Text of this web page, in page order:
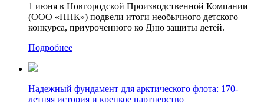
1 июня в Новгородской Производственной Компании
(ООО «НПК») подвели итоги необычного детского
конкурса, приуроченного ко Дню защиты детей.
Подробнее
Надежный фундамент для арктического флота: 170-
летняя история и крепкое партнерство